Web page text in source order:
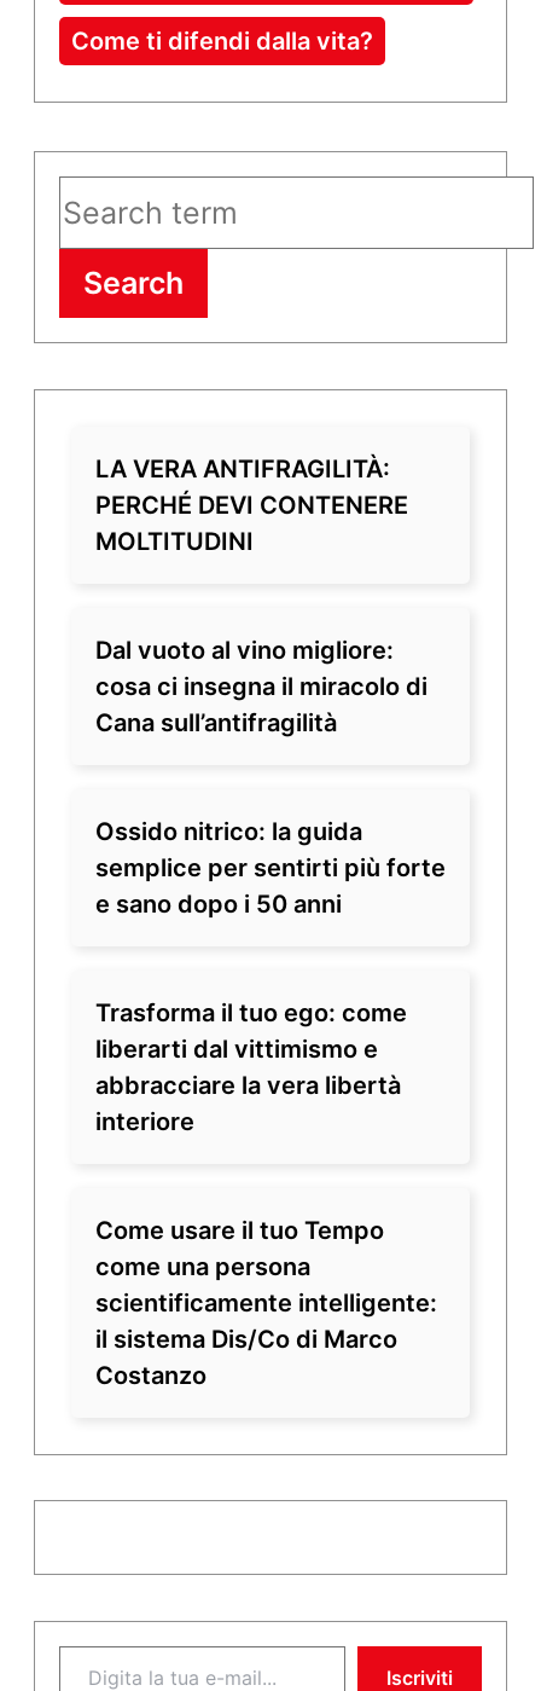
Come ti difendi dalla vita?
Search
LA VERA ANTIFRAGILITÀ:
PERCHÉ DEVI CONTENERE
MOLTITUDINI
Dal vuoto al vino migliore:
cosa ci insegna il miracolo di
Cana sull’antifragilità
Ossido nitrico: la guida
semplice per sentirti più forte
e sano dopo i 50 anni
Trasforma il tuo ego: come
liberarti dal vittimismo e
abbracciare la vera libertà
interiore
Come usare il tuo Tempo
come una persona
scientificamente intelligente:
il sistema Dis/Co di Marco
Costanzo
Digita la tua e-mail...
Iscriviti